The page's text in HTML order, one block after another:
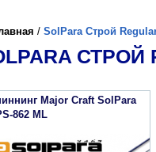
/ SolPara Строй
СТРОЙ
Major Craft SolPara
862 ML